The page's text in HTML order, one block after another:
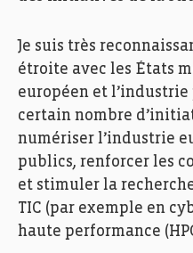
Je suis très
étroite avec les États
européen et
certain nombre
numériser l’industrie
publics, renforcer les
et stimuler la
TIC (par exemple en
haute performance